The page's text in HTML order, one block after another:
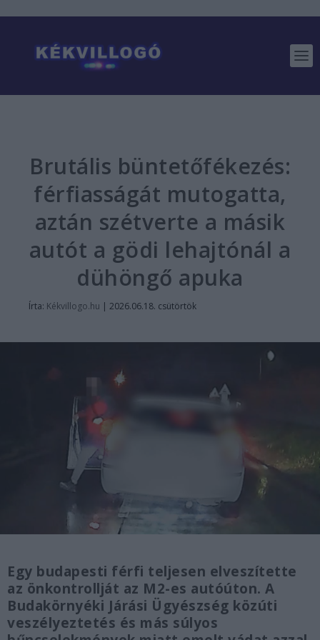
Brutális büntetőfékezés:
férfiasságát mutogatta,
aztán szétverte a másik
autót a gödi lehajtónál a
dühöngő apuka
Írta: Kékvillogo.hu | 2026.06.18. csütörtök
Egy budapesti férfi teljesen elveszítette
az önkontrollját az M2-es autóúton. A
Budakörnyéki Járási Ügyészség közúti
veszélyeztetés és más súlyos